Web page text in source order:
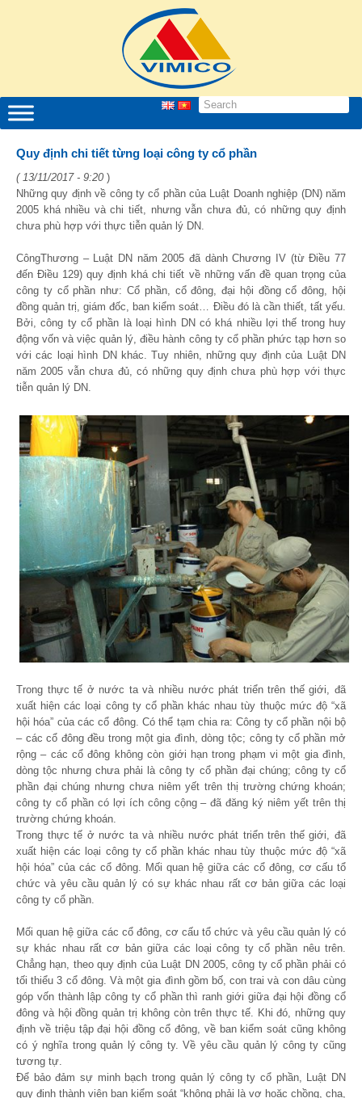
Quy định chi tiết từng loại công ty cổ phần
( 13/11/2017 - 9:20 )
Những quy định về công ty cổ phần của Luật Doanh nghiệp (DN) năm
2005 khá nhiều và chi tiết, nhưng vẫn chưa đủ, có những quy định
chưa phù hợp với thực tiễn quản lý DN.
CôngThương – Luật DN năm 2005 đã dành Chương IV (từ Điều 77
đến Điều 129) quy định khá chi tiết về những vấn đề quan trọng của
công ty cổ phần như: Cổ phần, cổ đông, đại hội đồng cổ đông, hội
đồng quản trị, giám đốc, ban kiểm soát… Điều đó là cần thiết, tất yếu.
Bởi, công ty cổ phần là loại hình DN có khá nhiều lợi thế trong huy
động vốn và việc quản lý, điều hành công ty cổ phần phức tạp hơn so
với các loại hình DN khác. Tuy nhiên, những quy định của Luật DN
năm 2005 vẫn chưa đủ, có những quy định chưa phù hợp với thực
tiễn quản lý DN.
Trong thực tế ở nước ta và nhiều nước phát triển trên thế giới, đã
xuất hiện các loại công ty cổ phần khác nhau tùy thuộc mức độ “xã
hội hóa” của các cổ đông. Có thể tạm chia ra: Công ty cổ phần nội bộ
– các cổ đông đều trong một gia đình, dòng tộc; công ty cổ phần mở
rộng – các cổ đông không còn giới hạn trong phạm vi một gia đình,
dòng tộc nhưng chưa phải là công ty cổ phần đại chúng; công ty cổ
phần đại chúng nhưng chưa niêm yết trên thị trường chứng khoán;
công ty cổ phần có lợi ích công cộng – đã đăng ký niêm yết trên thị
trường chứng khoán.
Trong thực tế ở nước ta và nhiều nước phát triển trên thế giới, đã
xuất hiện các loại công ty cổ phần khác nhau tùy thuộc mức độ “xã
hội hóa” của các cổ đông. Mối quan hệ giữa các cổ đông, cơ cấu tổ
chức và yêu cầu quản lý có sự khác nhau rất cơ bản giữa các loại
công ty cổ phần.
Mối quan hệ giữa các cổ đông, cơ cấu tổ chức và yêu cầu quản lý có
sự khác nhau rất cơ bản giữa các loại công ty cổ phần nêu trên.
Chẳng hạn, theo quy định của Luật DN 2005, công ty cổ phần phải có
tối thiểu 3 cổ đông. Và một gia đình gồm bố, con trai và con dâu cùng
góp vốn thành lập công ty cổ phần thì ranh giới giữa đại hội đồng cổ
đông và hội đồng quản trị không còn trên thực tế. Khi đó, những quy
định về triệu tập đại hội đồng cổ đông, về ban kiểm soát cũng không
có ý nghĩa trong quản lý công ty. Về yêu cầu quản lý công ty cũng
tương tự.
Để bảo đảm sự minh bạch trong quản lý công ty cổ phần, Luật DN
quy định thành viên ban kiểm soát “không phải là vợ hoặc chồng, cha,